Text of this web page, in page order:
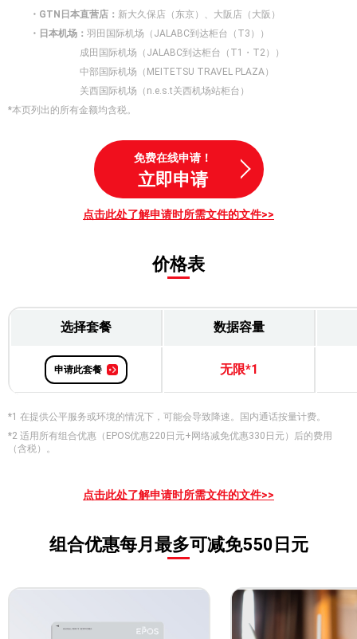
・GTN日本直营店： 新大久保店（东京）、大阪店（大阪）
・日本机场： 羽田国际机场（JALABC到达柜台（T3））
成田国际机场（JALABC到达柜台（T1・T2））
中部国际机场（MEITETSU TRAVEL PLAZA）
关西国际机场（n.e.s.t关西机场站柜台）
*本页列出的所有金额均含税。
免费在线申请！
立即申请
点击此处了解申请时所需文件的文件>>
价格表
选择套餐 数据容量
申请此套餐 无限*1
*1 在提供公平服务或环境的情况下，可能会导致降速。国内通话按量计费。
*2 适用所有组合优惠（EPOS优惠220日元+网络减免优惠330日元）后的费用
（含税）。
点击此处了解申请时所需文件的文件>>
组合优惠每月最多可减免550日元